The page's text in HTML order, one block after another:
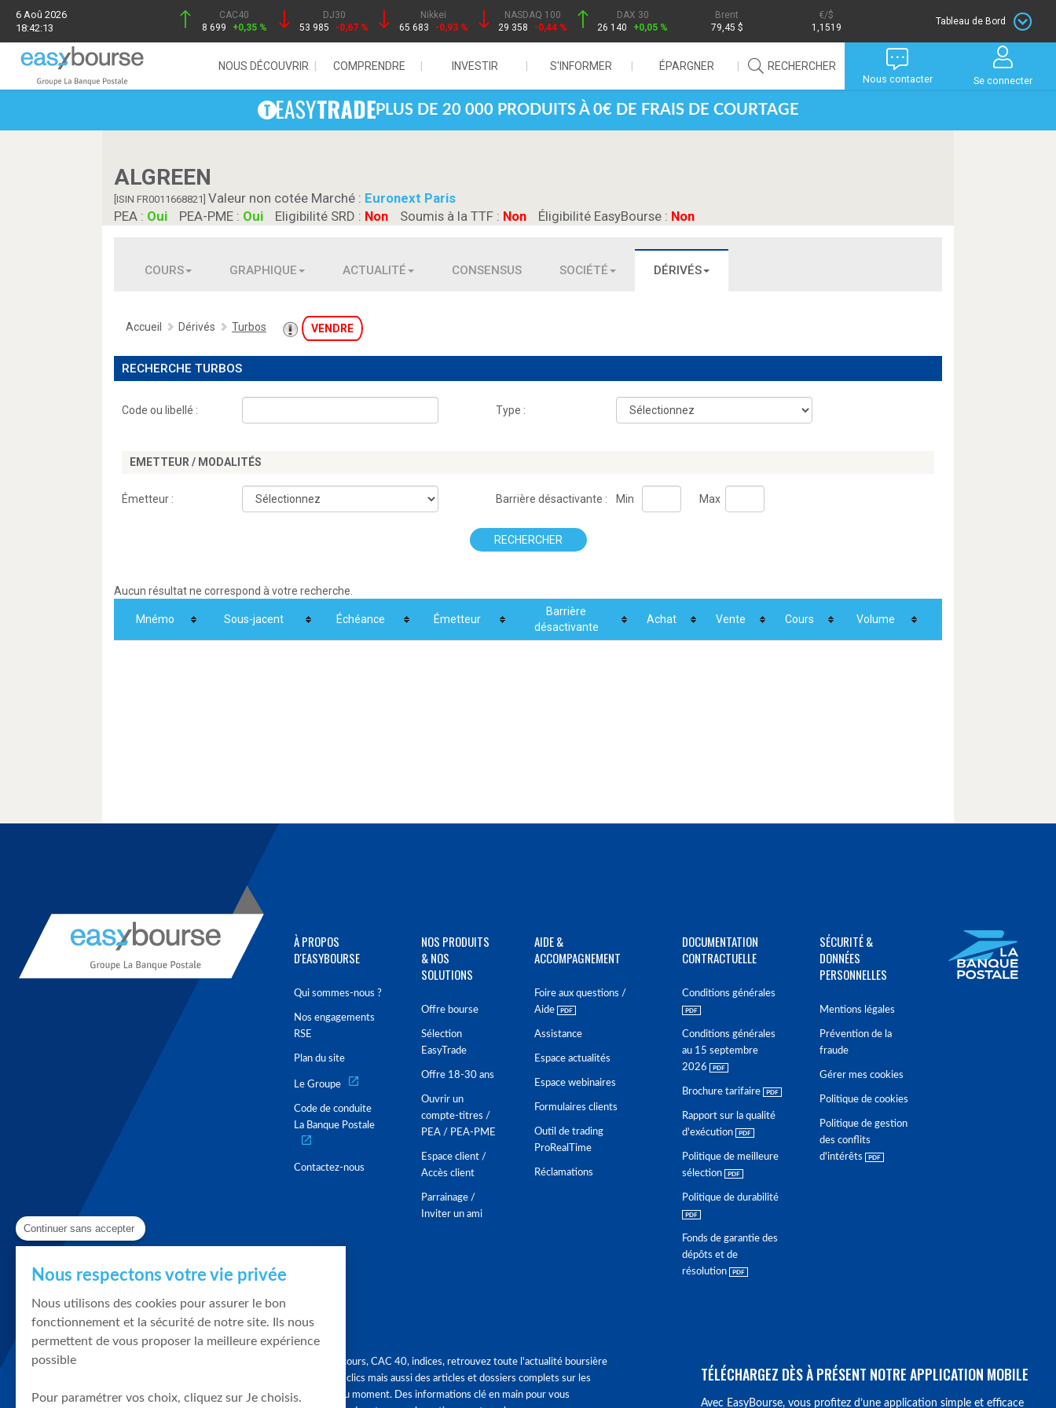
6 Aoû 2026
18:42:13
CAC40
8 699
+0,35 %
DJ30
53 985
-0,67 %
Nikkei
65 683
-0,93 %
NASDAQ 100
29 358
-0,44 %
DAX 30
26 140
+0,05 %
Brent
79,45 $
/$
1,1519
Tableau de Bord
NOUS DÉCOUVRIR COMPRENDRE INVESTIR S'INFORMER ÉPARGNER RECHERCHER
Nous contacter Se connecter
PLUS DE 20 000 PRODUITS À 0€ DE FRAIS DE COURTAGE
ALGREEN
[ISIN FR0011668821] Valeur non cotée Marché : Euronext Paris
PEA : Oui PEA-PME : Oui Eligibilité SRD : Non Soumis à la TTF : Non Éligibilité EasyBourse : Non
COURS GRAPHIQUE ACTUALITÉ CONSENSUS SOCIÉTÉ DÉRIVÉS
Accueil Dérivés Turbos VENDRE
RECHERCHE TURBOS
Code ou libellé : Type :
EMETTEUR / MODALITÉS
Émetteur : Barrière désactivante : Min Max
RECHERCHER
Aucun résultat ne correspond à votre recherche.
Mnémo Sous-jacent Échéance Émetteur
Barrière
désactivante
Achat Vente Cours Volume
À PROPOS
D'EASYBOURSE
Qui sommes-nous ?
Nos engagements
RSE
Plan du site
Le Groupe
Code de conduite
La Banque Postale
Contactez-nous
NOS PRODUITS
& NOS
SOLUTIONS
Offre bourse
Sélection
EasyTrade
Offre 18-30 ans
Ouvrir un
compte-titres /
PEA / PEA-PME
Espace client /
Accès client
Parrainage /
Inviter un ami
AIDE &
ACCOMPAGNEMENT
Foire aux questions /
Aide
Assistance
Espace actualités
Espace webinaires
Formulaires clients
Outil de trading
ProRealTime
Réclamations
DOCUMENTATION
CONTRACTUELLE
Conditions générales
Conditions générales
au 15 septembre
2026
Brochure tarifaire
Rapport sur la qualité
d'exécution
Politique de meilleure
sélection
Politique de durabilité
Fonds de garantie des
dépôts et de
résolution
SÉCURITÉ &
DONNÉES
PERSONNELLES
Mentions légales
Prévention de la
fraude
Gérer mes cookies
Politique de cookies
Politique de gestion
des conflits
d'intérêts
Graphique, cours, CAC 40, indices, retrouvez toute l'actualité boursière
en quelques clics mais aussi des articles et dossiers complets sur les
tendances du moment. Des informations clé en main pour vous
TÉLÉCHARGEZ DÈS À PRÉSENT NOTRE APPLICATION MOBILE
Avec EasyBourse, vous profitez d’une application simple et efficace
Continuer sans accepter
Nous respectons votre vie privée
Nous utilisons des cookies pour assurer le bon
fonctionnement et la sécurité de notre site. Ils nous
permettent de vous proposer la meilleure expérience
possible
Pour paramétrer vos choix, cliquez sur Je choisis.